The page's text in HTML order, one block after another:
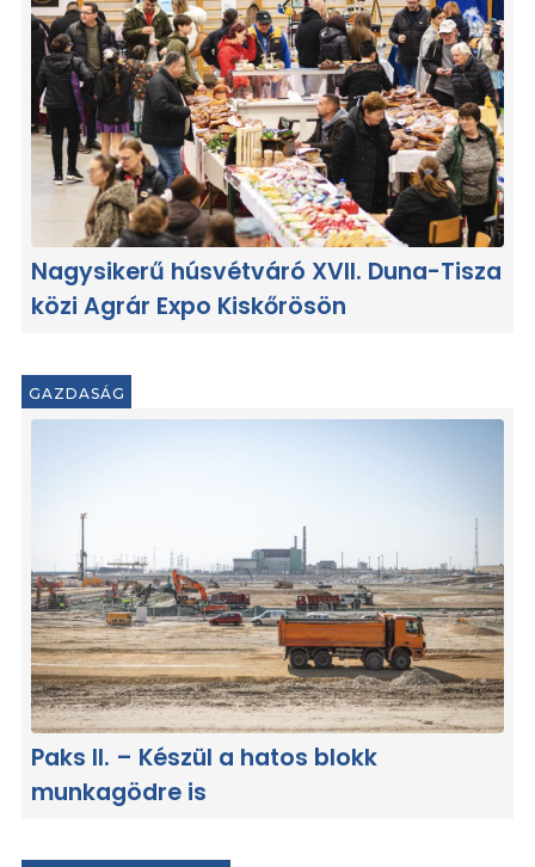
Nagysikerű húsvétváró XVII. Duna-Tisza
közi Agrár Expo Kiskőrösön
GAZDASÁG
Paks II. – Készül a hatos blokk
munkagödre is